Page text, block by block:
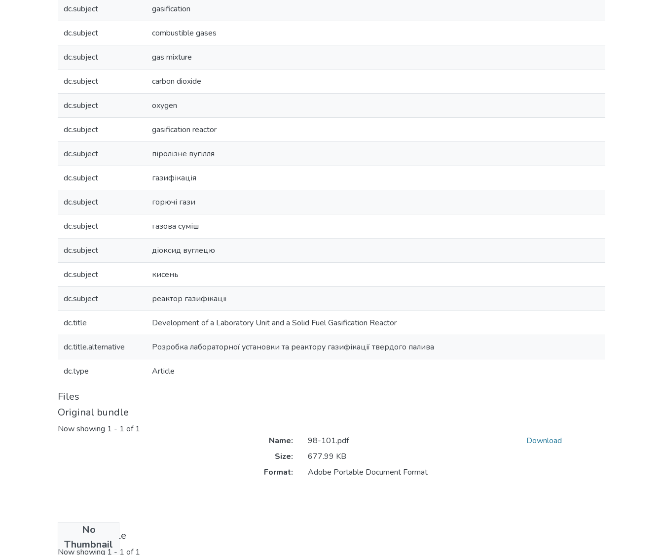
dc.subject gasification
dc.subject combustible gases
dc.subject gas mixture
dc.subject carbon dioxide
dc.subject oxygen
dc.subject gasification reactor
dc.subject піролізне вугілля
dc.subject газифікація
dc.subject горючі гази
dc.subject газова суміш
dc.subject діоксид вуглецю
dc.subject кисень
dc.subject реактор газифікації
dc.title Development of a Laboratory Unit and a Solid Fuel Gasification Reactor
dc.title.alternative Розробка лабораторної установки та реактору газифікації твердого палива
dc.type Article
Files
Original bundle
Now showing 1 - 1 of 1
No
Thumbnail
Name:
98-101.pdf
Size:
677.99 KB
Format:
Adobe Portable Document Format
Download
License bundle
Now showing 1 - 1 of 1